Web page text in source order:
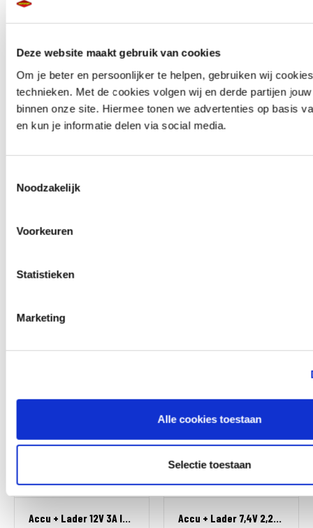
Deze website maakt gebruik van cookies
Om je beter en persoonlijker te helpen, gebruiken wij
technieken. Met de cookies volgen wij en derde partijen
binnen onze site. Hiermee tonen we advertenties op basis
en kun je informatie delen via social media.
Noodzakelijk
Voorkeuren
Statistieken
Marketing
Alle cookies toestaan
Selectie toestaan
Acculader Ion/Electron 12V 2A Accukabel Centre/Gloves/Lava